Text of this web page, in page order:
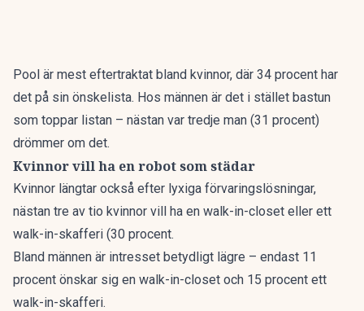
Pool är mest eftertraktat bland kvinnor, där 34 procent har
det på sin önskelista. Hos männen är det i stället bastun
som toppar listan – nästan var tredje man (31 procent)
drömmer om det.
Kvinnor vill ha en robot som städar
Kvinnor längtar också efter lyxiga förvaringslösningar,
nästan tre av tio kvinnor vill ha en walk-in-closet eller ett
walk-in-skafferi (30 procent.
Bland männen är intresset betydligt lägre – endast 11
procent önskar sig en walk-in-closet och 15 procent ett
walk-in-skafferi.